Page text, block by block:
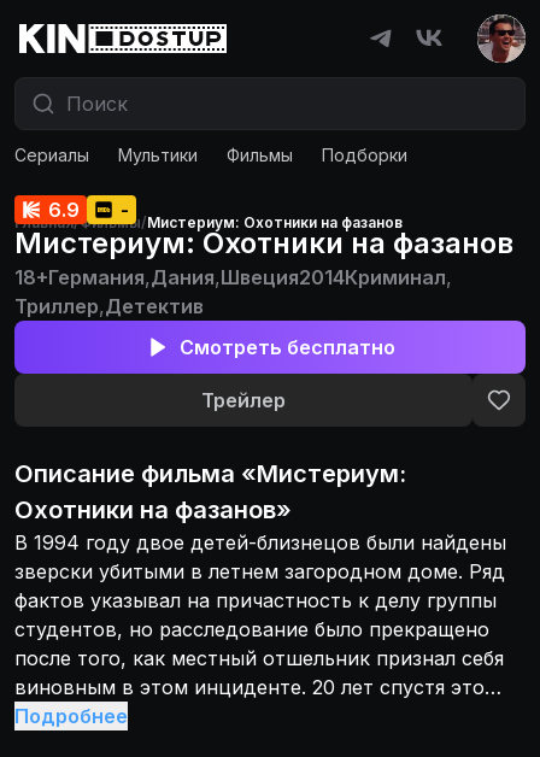
Сериалы Мультики Фильмы Подборки
Главная/Фильмы/Мистериум: Охотники на фазанов
6.9 -
Мистериум: Охотники на фазанов
18+Германия,Дания,Швеция2014Криминал,
Триллер,Детектив
Смотреть бесплатно
Трейлер
Описание фильма «Мистериум:
Охотники на фазанов»
В 1994 году двое детей-близнецов были найдены
зверски убитыми в летнем загородном доме. Ряд
фактов указывал на причастность к делу группы
студентов, но расследование было прекращено
после того, как местный отшельник признал себя
виновным в этом инциденте. 20 лет спустя это
дело попадает на стол Карла Мёрка, который
Подробнее